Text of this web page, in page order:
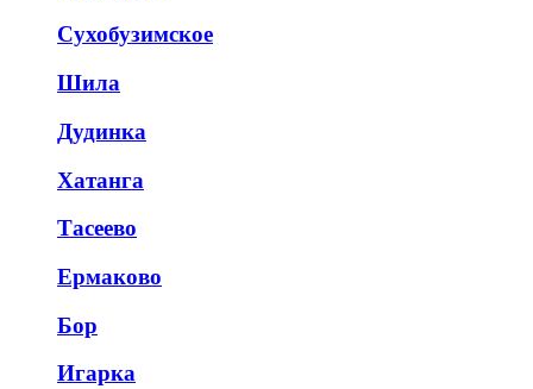
Сухобузимское
Шила
Дудинка
Хатанга
Тасеево
Ермаково
Бор
Игарка